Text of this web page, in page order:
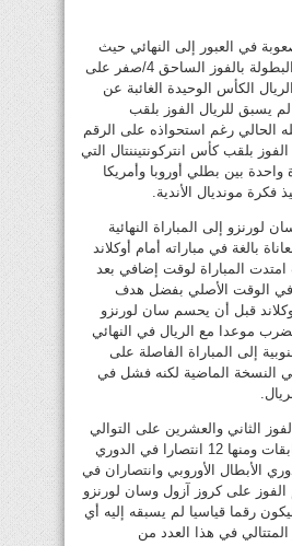
في العبور إلى النهائي حيث
استهل مسيرته في البطولة بالفوز الساحق 4/صفر على
الكأس الوحيدة الغائبة عن
يسبق للريال الفوز بلقب
الحالي رغم استحواذه على الرقم
بلقب كأس انتركونتيننتال التي
بين بطلي أوروبا وأمريكا
فكرة مونديال الأندية.
لورنزو إلى المباراة النهائية
بالغة في مباراته أمام أوكلاند
امتدت المباراة لوقت إضافي بعد
تعادل الفريقين 1/1 في الوقت الأصلي بفضل هدف
قبل أن يحسم سان لورنزو
لصالحه 2/1 ويضرب موعدا مع الريال في النهائي
إلى المباراة الفاصلة على
النسخة الماضية لكنه فشل في
الثاني والعشرين على التوالي
له في مختلف المسابقات ومنها 12 انتصارا في الدوري
الأبطال الأوروبي وانتصاران في
على كروز آزول وسان لورنزو
رقما قياسيا لم يسبقه إليه أي
في هذا العدد من